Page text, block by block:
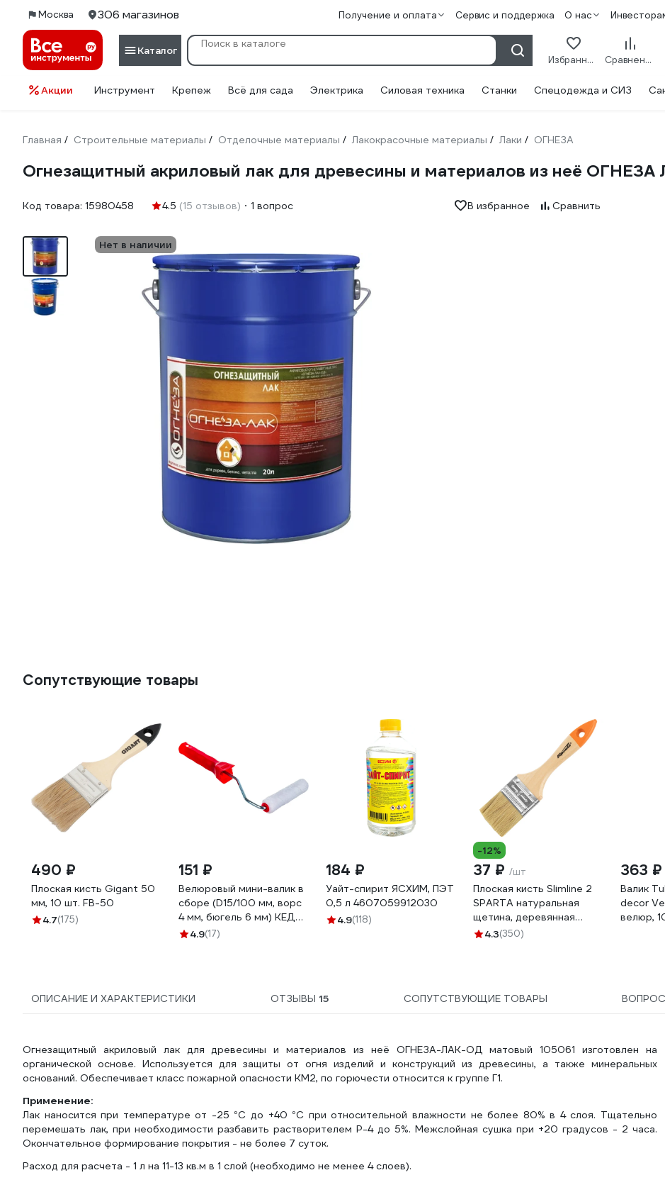
Москва 306 магазинов Получение и оплата Сервис и поддержка О нас
Каталог
Избранное Сравнение
Акции Инструмент Крепеж Всё для сада Электрика Силовая техника Станки Спецодежда и СИЗ
Главная / Строительные материалы / Отделочные материалы / Лакокрасочные материалы / Лаки / ОГНЕЗА
Огнезащитный акриловый лак для древесины и материалов из неё
Код товара: 15980458 4.5 (15 отзывов) 1 вопрос В избранное Сравнить
Нет в наличии
Сопутствующие товары
490 ₽
Плоская кисть Gigant 50
мм, 10 шт. FB-50
4.7(175)
151 ₽
Велюровый мини-валик в
сборе (D15/100 мм, ворс
4 мм, бюгель 6 мм) КЕДР
043-1510 25948
4.9(17)
184 ₽
Уайт-спирит ЯСХИМ, ПЭТ
0,5 л 4607059912030
4.9(118)
-12%
37 ₽ /шт
Плоская кисть Slimline 2
SPARTA натуральная
щетина, деревянная
ручка 824305
4.3(350)
363 ₽
Валик
decor
велюр,
ОПИСАНИЕ И ХАРАКТЕРИСТИКИ ОТЗЫВЫ 15 СОПУТСТВУЮЩИЕ ТОВАРЫ
Огнезащитный акриловый лак для древесины и материалов из неё ОГНЕЗА-ЛАК-ОД матовый 105061 изготовлен на
органической основе. Используется для защиты от огня изделий и конструкций из древесины, а также минеральных
оснований. Обеспечивает класс пожарной опасности КМ2, по горючести относится к группе Г1.
Применение:
Лак наносится при температуре от -25 °С до +40 °С при относительной влажности не более 80% в 4 слоя. Тщательно
перемешать лак, при необходимости разбавить растворителем Р-4 до 5%. Межслойная сушка при +20 градусов - 2 часа.
Окончательное формирование покрытия - не более 7 суток.
Расход для расчета - 1 л на 11-13 кв.м в 1 слой (необходимо не менее 4 слоев).